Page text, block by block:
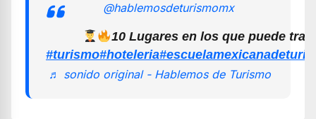
@hablemosdeturismomx
10 Lugares en los que puede
#turismo#hoteleria
♬ sonido original - Hablemos de Turismo